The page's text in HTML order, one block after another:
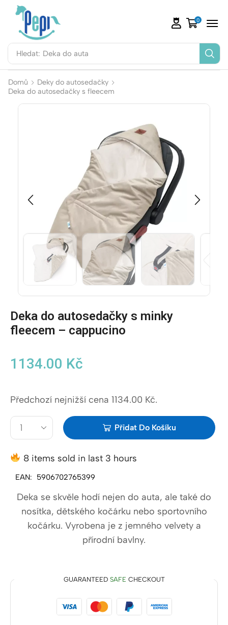
Hledat: Deka do auta
0
Domů
Deky do autosedačky
Deka do autosedačky s fleecem
Deka do autosedačky s minky
fleecem – cappucino
1134.00 Kč
Předchozí nejnižší cena 1134.00 Kč.
Přidat Do Košíku
8 items sold in last 3 hours
EAN: 5906702765399
Deka se skvěle hodí nejen do auta, ale také do
nosítka, dětského kočárku nebo sportovního
kočárku. Vyrobena je z jemného velvety a
přírodní bavlny.
GUARANTEED SAFE CHECKOUT